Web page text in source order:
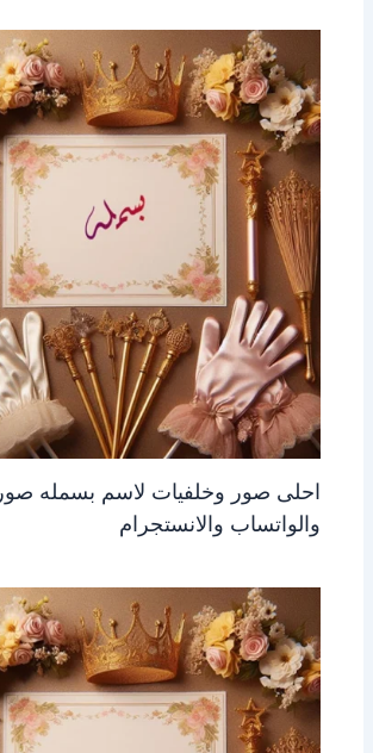
احلى صور وخلفيات لاسم بسمله
والواتساب والانستجرام